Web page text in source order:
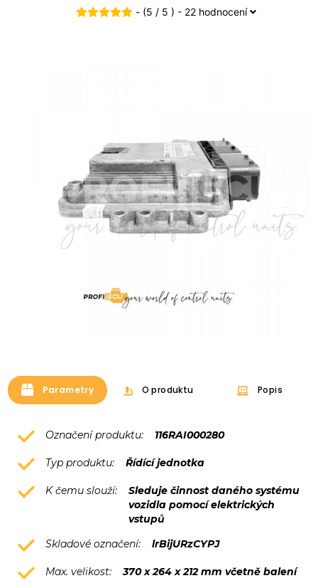
- (5 / 5 ) - 22 hodnocení
Parametry O produktu Popis
Označení produktu: 116RAI000280
Typ produktu: Řídící jednotka
K čemu slouží:
Sleduje činnost daného systému
vozidla pomocí elektrických
vstupů
Skladové označení:
lrBijURzCYPJ
Max. velikost: 370 x 264 x 212 mm včetně balení